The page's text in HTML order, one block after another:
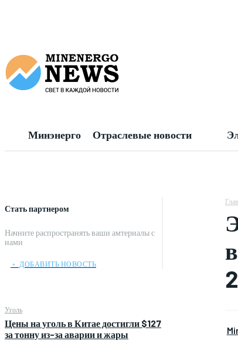
Минэнерго Отраслевые новости
Стать партнером
Начните распространять ваши амтериалы с
нами
﹢ ДОБАВИТЬ НОВОСТЬ
Уголь
Цены на уголь в Китае достигли $127
за тонну из-за аварии и жары